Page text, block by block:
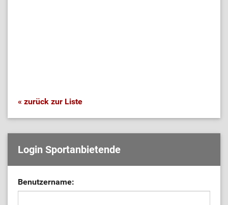
« zurück zur Liste
Login Sportanbietende
Benutzername: